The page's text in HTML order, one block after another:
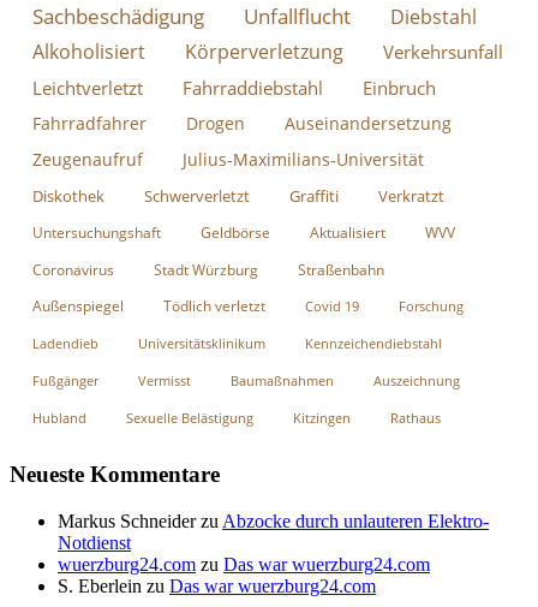
Sachbeschädigung Unfallflucht
Diebstahl
Alkoholisiert
Körperverletzung Verkehrsunfall
Leichtverletzt Fahrraddiebstahl Einbruch
Fahrradfahrer Drogen
Auseinandersetzung
Zeugenaufruf
Julius-Maximilians-Universität
Diskothek Schwerverletzt Graffiti Verkratzt
Untersuchungshaft Geldbörse Aktualisiert
WVV
Coronavirus
Stadt Würzburg Straßenbahn
Außenspiegel Tödlich verletzt Covid 19 Forschung
Ladendieb Universitätsklinikum Kennzeichendiebstahl
Fußgänger Vermisst Baumaßnahmen Auszeichnung
Hubland Sexuelle Belästigung Kitzingen Rathaus
Neueste Kommentare
Markus Schneiderzu Abzocke durch unlauteren Elektro-
Notdienst
wuerzburg24.com zu Das war wuerzburg24.com
S. Eberlein zu Das war wuerzburg24.com